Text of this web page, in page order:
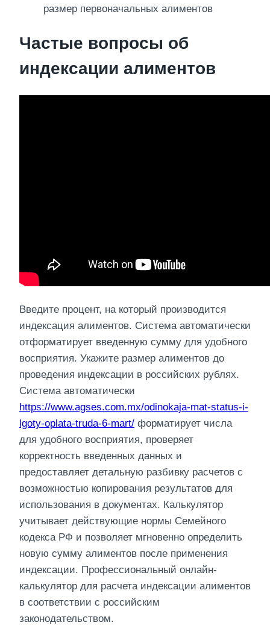
размер первоначальных алиментов
Частые вопросы об
индексации алиментов
Введите процент, на который производится
индексация алиментов. Система автоматически
отформатирует введенную сумму для удобного
восприятия. Укажите размер алиментов до
проведения индексации в российских рублях.
Система автоматически
https://www.agses.com.mx/odinokaja-mat-status-i-
lgoty-oplata-truda-6-mart/ форматирует числа
для удобного восприятия, проверяет
корректность введенных данных и
предоставляет детальную разбивку расчетов с
возможностью копирования результатов для
использования в документах. Калькулятор
учитывает действующие нормы Семейного
кодекса РФ и позволяет мгновенно определить
новую сумму алиментов после применения
индексации. Профессиональный онлайн-
калькулятор для расчета индексации алиментов
в соответствии с российским
законодательством.